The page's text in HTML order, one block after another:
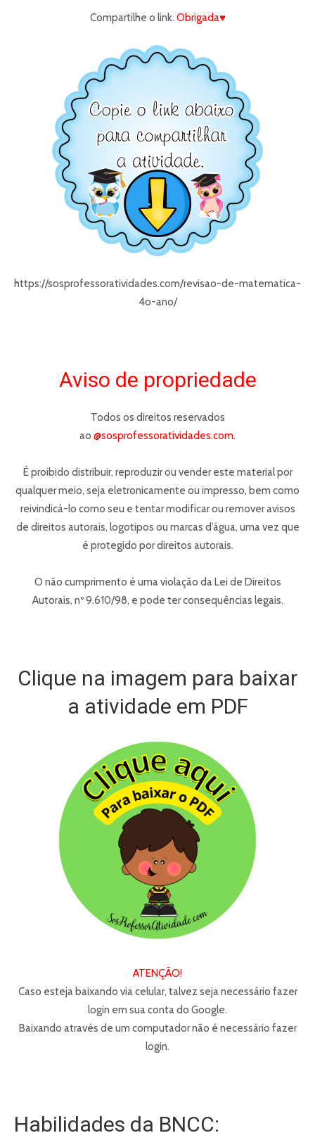
Compartilhe o link. Obrigada♥
https://sosprofessoratividades.com/revisao-de-matematica-
4o-ano/
Aviso de propriedade
Todos os direitos reservados
ao @sosprofessoratividades.com.
É proibido distribuir, reproduzir ou vender este material por
qualquer meio, seja eletronicamente ou impresso, bem como
reivindicá-lo como seu e tentar modificar ou remover avisos
de direitos autorais, logotipos ou marcas d’água, uma vez que
é protegido por direitos autorais.
O não cumprimento é uma violação da Lei de Direitos
Autorais, nº 9.610/98, e pode ter consequências legais.
Clique na imagem para baixar
a atividade em PDF
ATENÇÃO!
Caso esteja baixando via celular, talvez seja necessário fazer
login em sua conta do Google.
Baixando através de um computador não é necessário fazer
login.
Habilidades da BNCC: